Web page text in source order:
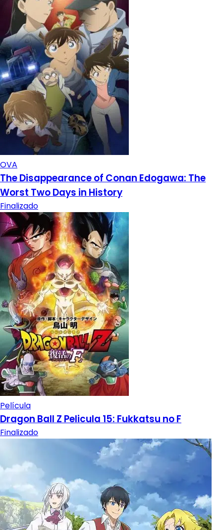
OVA
The Disappearance of Conan Edogawa: The
Worst Two Days in History
Finalizado
Película
Dragon Ball Z Pelicula 15: Fukkatsu no F
Finalizado